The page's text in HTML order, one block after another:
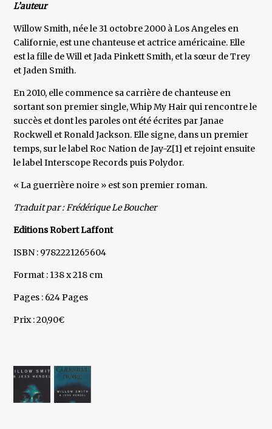
L’auteur
Willow Smith, née le 31 octobre 2000 à Los Angeles en
Californie, est une chanteuse et actrice américaine. Elle
est la fille de Will et Jada Pinkett Smith, et la sœur de Trey
et Jaden Smith.
En 2010, elle commence sa carrière de chanteuse en
sortant son premier single, Whip My Hair qui rencontre le
succès et dont les paroles ont été écrites par Janae
Rockwell et Ronald Jackson. Elle signe, dans un premier
temps, sur le label Roc Nation de Jay-Z[1] et rejoint ensuite
le label Interscope Records puis Polydor.
« La guerrière noire » est son premier roman.
Traduit par : Frédérique Le Boucher
Editions Robert Laffont
ISBN : 9782221265604
Format : 138 x 218 cm
Pages : 624 Pages
Prix : 20,90€